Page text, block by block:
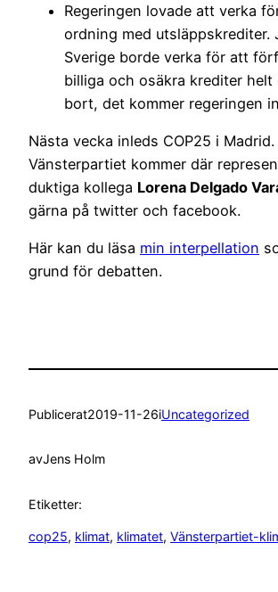
Regeringen lovade att verka
ordning med utsläppskrediter.
Sverige borde verka för att
billiga och osäkra krediter helt
bort, det kommer regeringen
Nästa vecka inleds COP25 i Madrid.
Vänsterpartiet kommer där
duktiga kollega Lorena Delgado
gärna på twitter och facebook.
Här kan du läsa min interpellation
grund för debatten.
Publicerat2019-11-26iUncategorized
avJens Holm
Etiketter:
cop25, klimat, klimatet, Vänsterpartiet-